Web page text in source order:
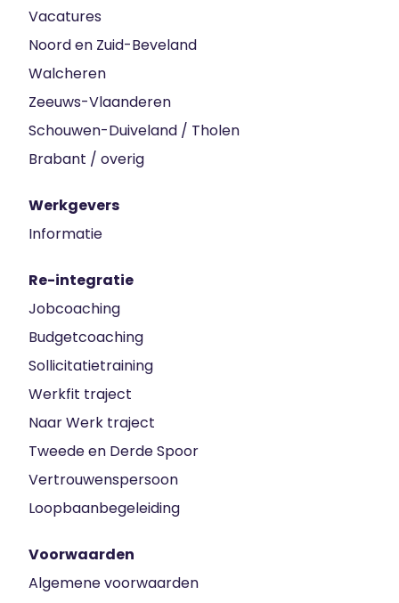
Vacatures
Noord en Zuid-Beveland
Walcheren
Zeeuws-Vlaanderen
Schouwen-Duiveland / Tholen
Brabant / overig
Werkgevers
Informatie
Re-integratie
Jobcoaching
Budgetcoaching
Sollicitatietraining
Werkfit traject
Naar Werk traject
Tweede en Derde Spoor
Vertrouwenspersoon
Loopbaanbegeleiding
Voorwaarden
Algemene voorwaarden